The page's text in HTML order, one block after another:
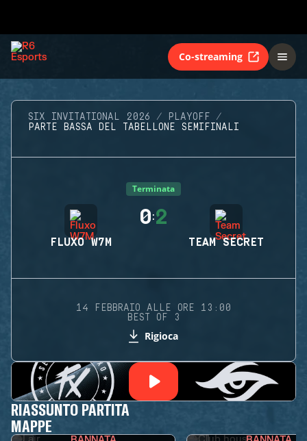
Co-streaming
SIX INVITATIONAL 2026
PLAYOFF
PARTE BASSA DEL TABELLONE SEMIFINALI
Terminata
FLUXO W7M
0:2
TEAM SECRET
14 FEBBRAIO ALLE ORE 13:00
BEST OF 3
Rigioca
RIASSUNTO PARTITA
MAPPE